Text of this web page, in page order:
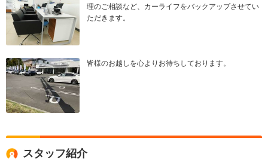
理のご相談など、カーライフをバックアップさせてい
ただきます。
皆様のお越しを心よりお待ちしております。
スタッフ紹介